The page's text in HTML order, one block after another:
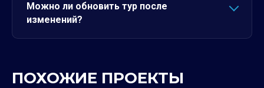
Можно ли обновить тур после
изменений?
ПОХОЖИЕ ПРОЕКТЫ